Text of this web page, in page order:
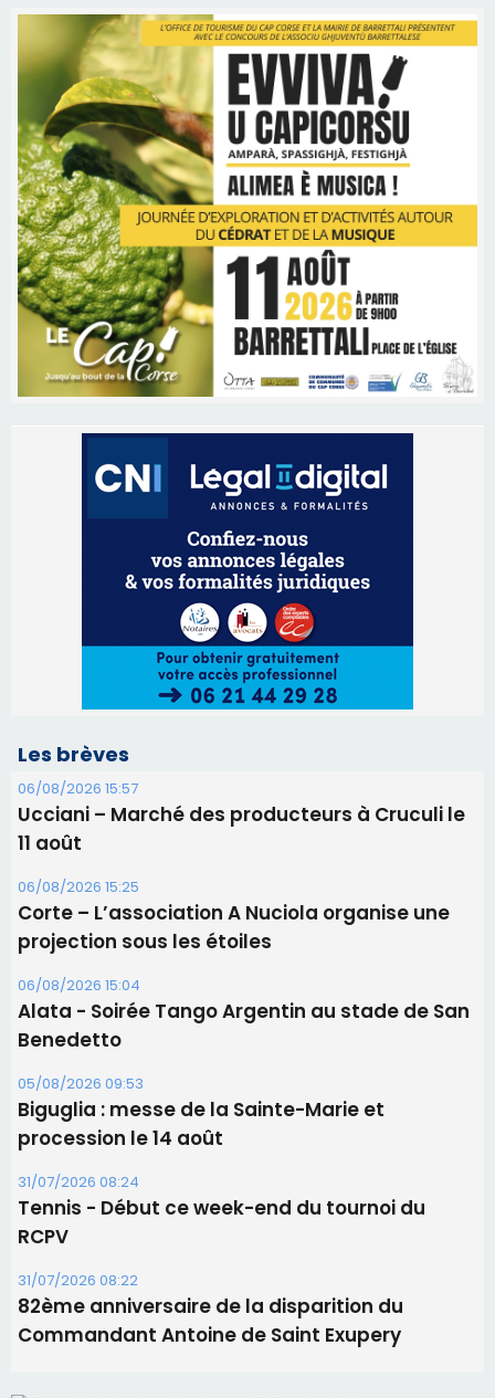
Les brèves
06/08/2026 15:57
Ucciani – Marché des producteurs à Cruculi le
11 août
06/08/2026 15:25
Corte – L’association A Nuciola organise une
projection sous les étoiles
06/08/2026 15:04
Alata - Soirée Tango Argentin au stade de San
Benedetto
05/08/2026 09:53
Biguglia : messe de la Sainte-Marie et
procession le 14 août
31/07/2026 08:24
Tennis - Début ce week-end du tournoi du
RCPV
31/07/2026 08:22
82ème anniversaire de la disparition du
Commandant Antoine de Saint Exupery